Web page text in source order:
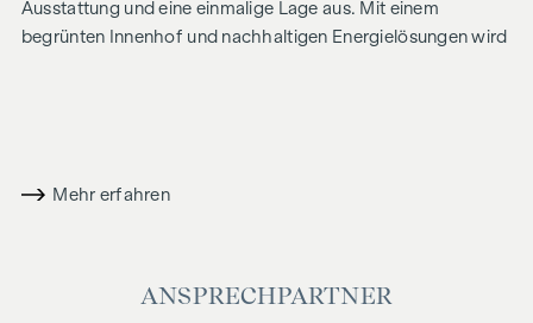
Ausstattung und eine einmalige Lage aus. Mit einem
begrünten Innenhof und nachhaltigen Energielösungen wird
UNVERGLEICHLICHES WOHNGEFÜHL
Wohnungsgrößen für jede Lebensphase die ideale
Mehr erfahren
ANSPRECHPARTNER